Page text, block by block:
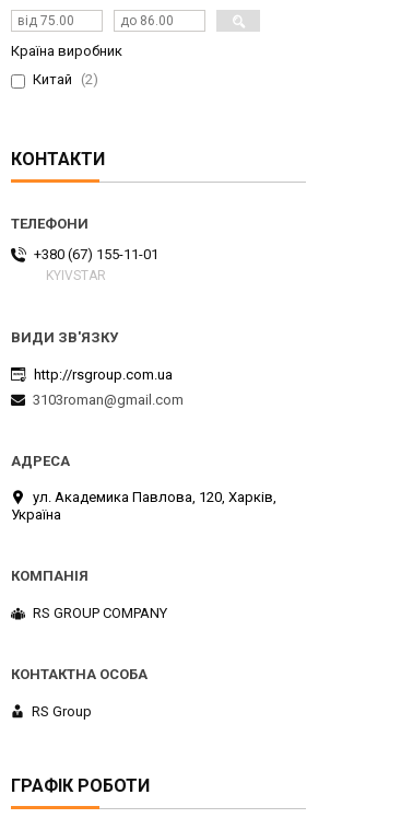
Країна виробник
Китай
2
КОНТАКТИ
+380 (67) 155-11-01
KYIVSTAR
http://rsgroup.com.ua
3103roman@gmail.com
ул. Академика Павлова, 120, Харків,
Україна
RS GROUP COMPANY
RS Group
ГРАФІК РОБОТИ